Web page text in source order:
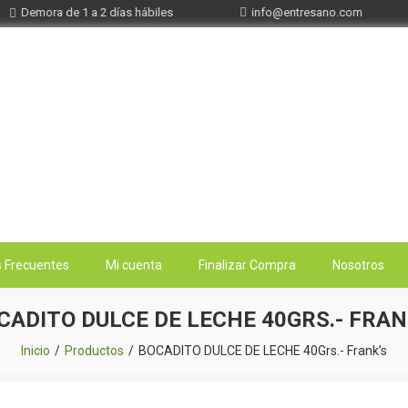
de 1 a 2 días hábiles info@entresano.com
Frecuentes Mi cuenta Finalizar Compra Nosotros
DULCE DE LECHE 40GRS.-
Inicio Productos BOCADITO DULCE DE LECHE 40Grs.- Frank’s